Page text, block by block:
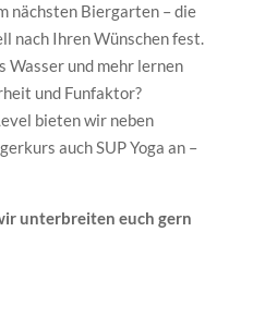
nächsten Biergarten – die
nach Ihren Wünschen fest.
Wasser und mehr lernen
und Funfaktor?
bieten wir neben
auch SUP Yoga an –
unterbreiten euch gern